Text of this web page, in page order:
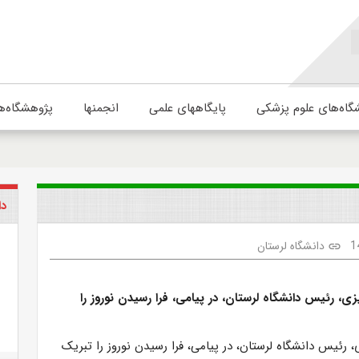
علوم پزشکی پایگاههای علمی انجمنها
link دانشگاه لرستان
رئیس دانشگاه لرستان، در پیامی، فرا رسیدن نوروز را
رئیس دانشگاه لرستان، در پیامی، فرا رسیدن نوروز را تبریک